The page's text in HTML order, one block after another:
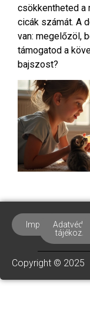
csökkentheted a
cicák számát. A
van: megelőzöl,
támogatod a
bajszost?
Impresszum
Copyright © 2025